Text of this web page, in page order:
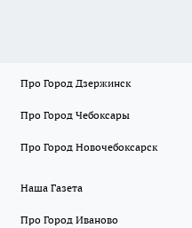
Про Город Дзержинск
Про Город Чебоксары
Про Город Новочебоксарск
Наша Газета
Про Город Иваново